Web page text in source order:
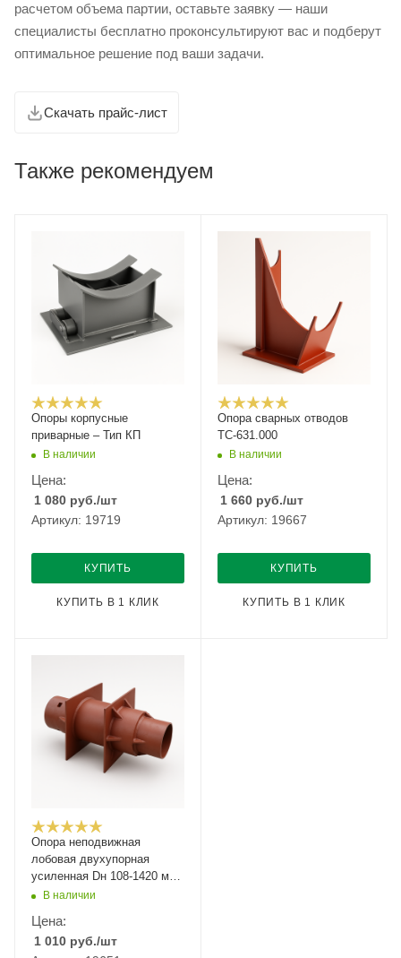
расчетом объема партии, оставьте заявку — наши
специалисты бесплатно проконсультируют вас и подберут
оптимальное решение под ваши задачи.
Скачать прайс-лист
Также рекомендуем
Опоры корпусные
приварные – Тип КП
В наличии
Цена:
1 080 руб./шт
Артикул: 19719
КУПИТЬ
КУПИТЬ В 1 КЛИК
Опора сварных отводов
ТС-631.000
В наличии
Цена:
1 660 руб./шт
Артикул: 19667
КУПИТЬ
КУПИТЬ В 1 КЛИК
Опора неподвижная
лобовая двухупорная
усиленная Dн 108-1420 мм
Т6.00.00.000
В наличии
Цена:
1 010 руб./шт